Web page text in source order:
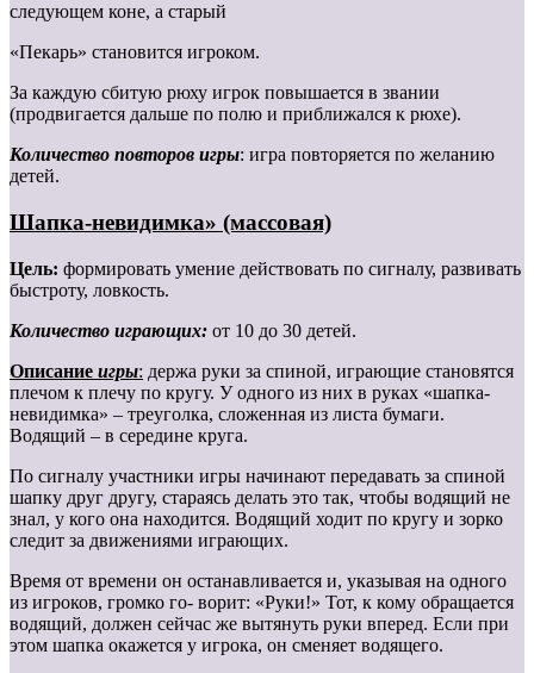
следующем коне, а старый
«Пекарь» становится игроком.
За каждую сбитую рюху игрок повышается в звании
(продвигается дальше по полю и приближался к рюхе).
Количество повторов игры: игра повторяется по желанию
детей.
Шапка-невидимка» (массовая)
Цель: формировать умение действовать по сигналу, развивать
быстроту, ловкость.
Количество играющих: от 10 до 30 детей.
Описание игры: держа руки за спиной, играющие становятся
плечом к плечу по кругу. У одного из них в руках «шапка-
невидимка» – треуголка, сложенная из листа бумаги.
Водящий – в середине круга.
По сигналу участники игры начинают передавать за спиной
шапку друг другу, стараясь делать это так, чтобы водящий не
знал, у кого она находится. Водящий ходит по кругу и зорко
следит за движениями играющих.
Время от времени он останавливается и, указывая на одного
из игроков, громко го- ворит: «Руки!» Тот, к кому обращается
водящий, должен сейчас же вытянуть руки вперед. Если при
этом шапка окажется у игрока, он сменяет водящего.